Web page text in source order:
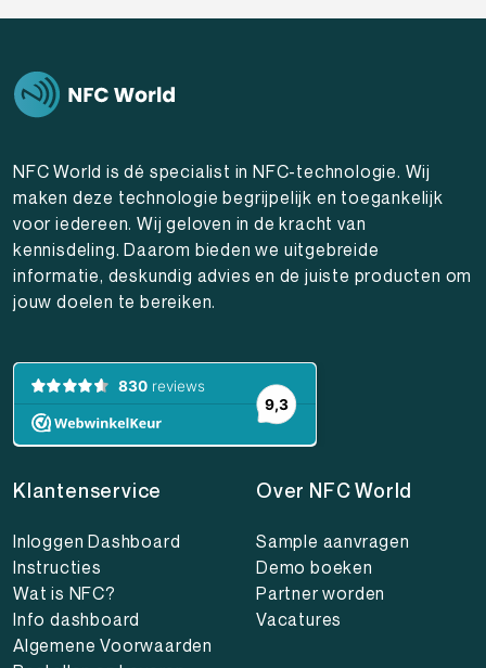
NFC World is dé specialist in NFC-technologie. Wij
maken deze technologie begrijpelijk en toegankelijk
voor iedereen. Wij geloven in de kracht van
kennisdeling. Daarom bieden we uitgebreide
informatie, deskundig advies en de juiste producten om
jouw doelen te bereiken.
Klantenservice
Inloggen Dashboard
Instructies
Wat is NFC?
Info dashboard
Algemene Voorwaarden
Over NFC World
Sample aanvragen
Demo boeken
Partner worden
Vacatures